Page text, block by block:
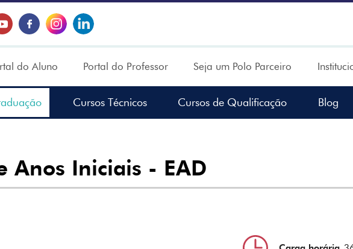
do Aluno Portal do Professor Seja um Polo Parceiro
Cursos Técnicos Cursos de Qualificação Blog
Anos Iniciais - EAD